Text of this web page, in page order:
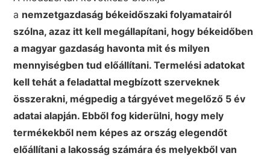
a nemzetgazdaság békeidőszaki folyamatairól
szólna, azaz itt kell megállapítani, hogy békeidőben
a magyar gazdaság havonta mit és milyen
mennyiségben tud előállítani. Termelési adatokat
kell tehát a feladattal megbízott szerveknek
összerakni, mégpedig a tárgyévet megelőző 5 év
adatai alapján. Ebből fog kiderülni, hogy mely
termékekből nem képes az ország elegendőt
előállítani a lakosság számára és melyekből van